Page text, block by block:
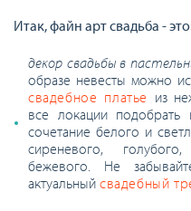
Итак, файн арт свадьба -
декор свадьбы в
образе невесты можно
свадебное платье из
все локации подобрать
сочетание белого и
сиреневого,
бежевого. Не
актуальный свадебный